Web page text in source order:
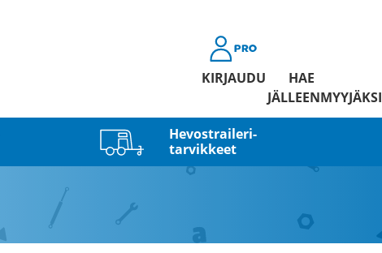
KIRJAUDU
HAE
JÄLLEENMYYJÄKSI
Hevostraileri­
tarvikkeet